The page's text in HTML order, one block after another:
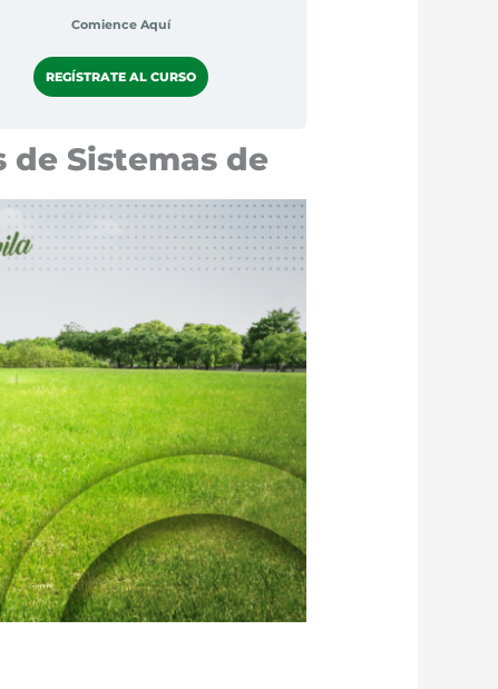
Comience Aquí
REGÍSTRATE AL CURSO
de Sistemas de